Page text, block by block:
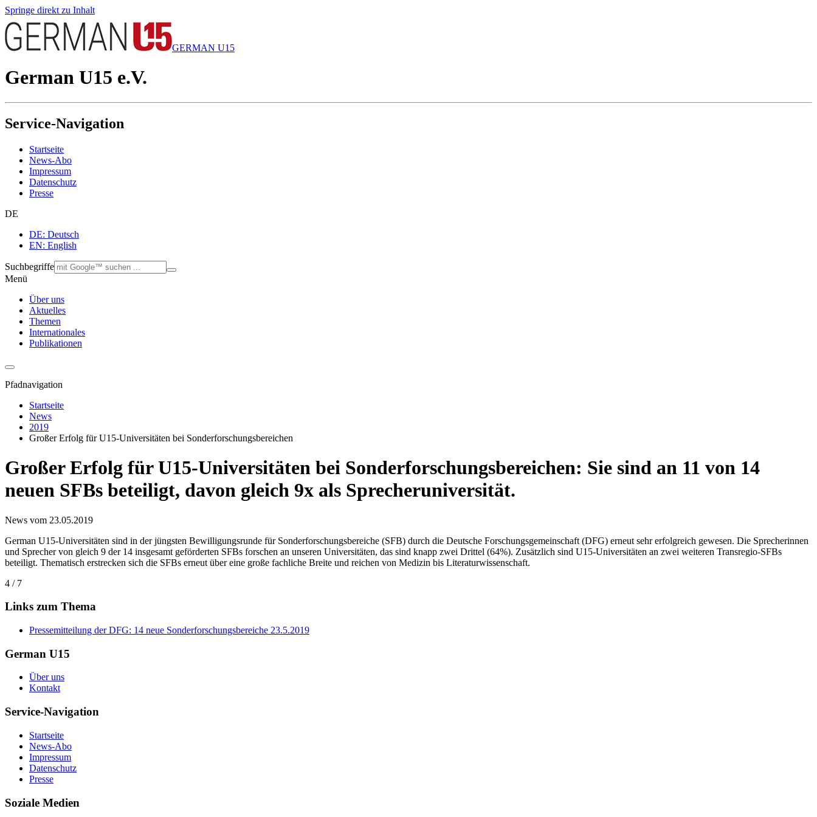
Springe direkt zu Inhalt
GERMAN U15
German U15 e.V.
Service-Navigation
Startseite
News-Abo
Impressum
Datenschutz
Presse
DE
DE: Deutsch
EN: English
Suchbegriffe
Menü
Über uns
Aktuelles
Themen
Internationales
Publikationen
Pfadnavigation
Startseite
News
2019
Großer Erfolg für U15-Universitäten bei Sonderforschungsbereichen
Großer Erfolg für U15-Universitäten bei Sonderforschungsbereichen: Sie sind an 11 von 14
neuen SFBs beteiligt, davon gleich 9x als Sprecheruniversität.
News vom 23.05.2019
German U15-Universitäten sind in der jüngsten Bewilligungsrunde für Sonderforschungsbereiche (SFB) durch die Deutsche Forschungsgemeinschaft (DFG) erneut sehr erfolgreich gewesen. Die Sprecherinnen
und Sprecher von gleich 9 der 14 insgesamt geförderten SFBs forschen an unseren Universitäten, das sind knapp zwei Drittel (64%). Zusätzlich sind U15-Universitäten an zwei weiteren Transregio-SFBs
beteiligt. Thematisch erstrecken sich die SFBs erneut über eine große fachliche Breite und reichen von Medizin bis Literaturwissenschaft.
4 / 7
Links zum Thema
Pressemitteilung der DFG: 14 neue Sonderforschungsbereiche 23.5.2019
German U15
Über uns
Kontakt
Service-Navigation
Startseite
News-Abo
Impressum
Datenschutz
Presse
Soziale Medien